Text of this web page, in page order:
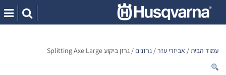
content
עמוד הבית/ אביזרי עזר/ גרזנים / גרזן ביקוע Splitting Axe Large